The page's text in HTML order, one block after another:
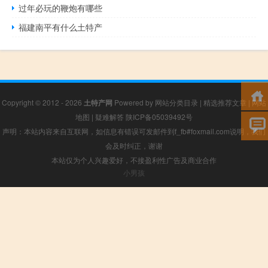
过年必玩的鞭炮有哪些
福建南平有什么土特产
Copyright © 2012 - 2026 土特产网 Powered by 网站分类目录 | 精选推荐文章 | 网站
地图 | 疑难解答 陕ICP备05039492号
声明：本站内容来自互联网，如信息有错误可发邮件到f_fb#foxmail.com说明，我们
会及时纠正，谢谢
本站仅为个人兴趣爱好，不接盈利性广告及商业合作
小男孩